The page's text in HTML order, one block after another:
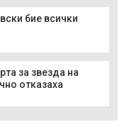
бие всички
за звезда на
отказаха